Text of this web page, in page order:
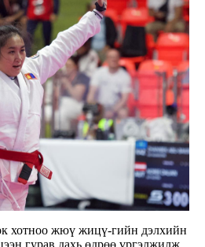
хотноо жюү жицү-гийн дэлхийн